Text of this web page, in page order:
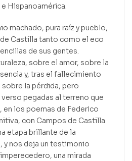
Hispanoamérica.
machado, pura raíz y pueblo,
Castilla tanto como el eco
de sus gentes.
sobre el amor, sobre la
y, tras el fallecimiento
sobre la pérdida, pero
pegadas al terreno que
en los poemas de Federico
con Campos de Castilla
etapa brillante de la
y nos deja un testimonio
una mirada